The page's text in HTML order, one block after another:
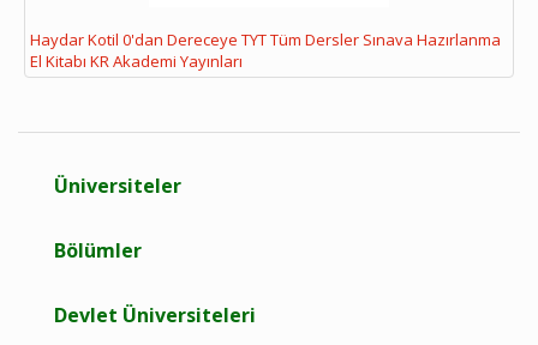
Haydar Kotil 0'dan Dereceye TYT Tüm Dersler Sınava Hazırlanma
El Kitabı KR Akademi Yayınları
Üniversiteler
Bölümler
Devlet Üniversiteleri